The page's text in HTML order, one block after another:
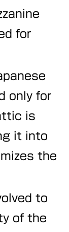
for
only for
is
it into
the
to
of the